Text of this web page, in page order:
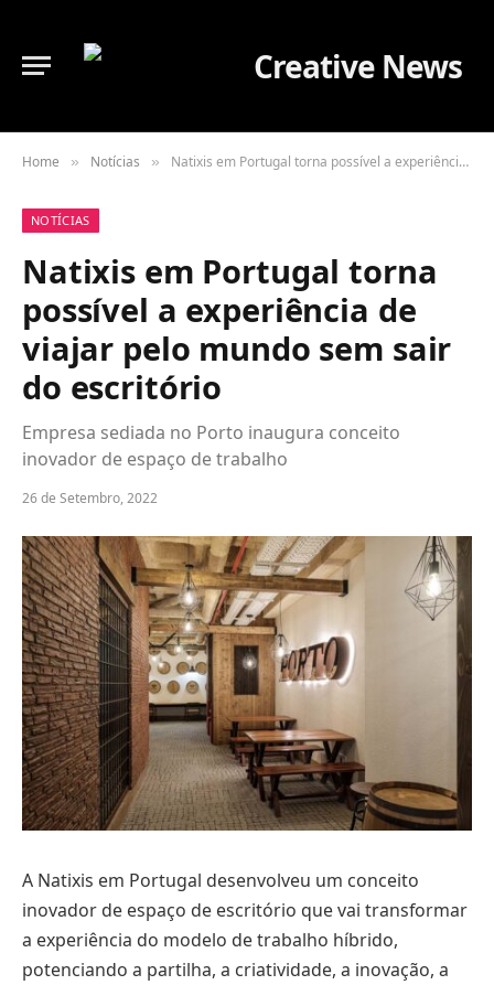
Home » Notícias » Natixis em Portugal torna possível a experiência de viajar pelo mundo sem sair do escritório
NOTÍCIAS
Natixis em Portugal torna
possível a experiência de
viajar pelo mundo sem sair
do escritório
Empresa sediada no Porto inaugura conceito
inovador de espaço de trabalho
26 de Setembro, 2022
A Natixis em Portugal desenvolveu um conceito
inovador de espaço de escritório que vai transformar
a experiência do modelo de trabalho híbrido,
potenciando a partilha, a criatividade, a inovação, a